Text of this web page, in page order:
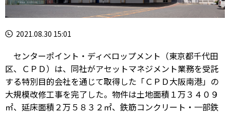
2021.08.30 15:01
センターポイント・ディベロップメント（東京都千代田
区、ＣＰＤ）は、同社がアセットマネジメント業務を受託
する特別目的会社を通じて取得した「ＣＰＤ大阪南港」の
大規模改修工事を完了した。物件は土地面積１万３４０９
㎡、延床面積２万５８３２㎡、鉄筋コンクリート・一部鉄